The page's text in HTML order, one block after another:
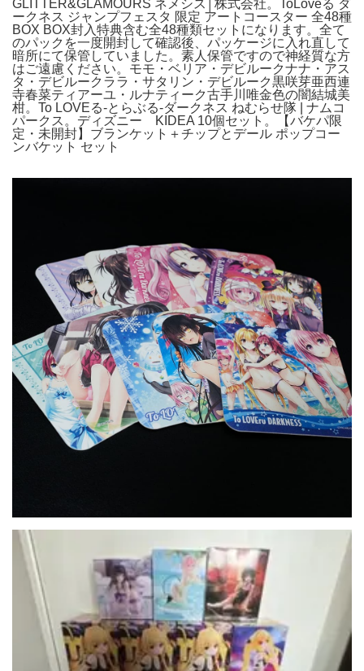
GLITTER&GLAMOURS ネメシス│株式会社。ToLoveる ダ
ークネス ジャンプフェスタ 限定 アートコースター 全48種
BOX BOX封入特典含む全48種類セットになります。全て
のパックを一度開封して確認後、パッケージに入れ直して
暗所にて保管していました。素人保管ですので神経質な方
はご遠慮ください。モモ・ベリア・デビルークナナ・アス
タ・デビルークララ・サタリン・デビルーク黒咲芽亜西連
寺春菜ティアーユ・ルナティーク古手川唯金色の闇結城美
柑。To LOVEる-とらぶる-ダークネス ねむらせ隊 | ナムコ
パークス。ディズニー KIDEA 10個セット。【バケパ限
定・未開封】ブランケット＋チップとデール ポップコー
ンバケット セット